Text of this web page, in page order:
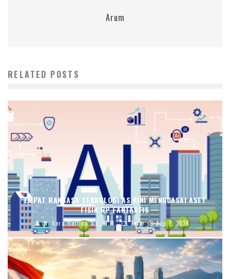
Arum
RELATED POSTS
EMPAT RAKSASA TEKNOLOGI AS KINI MENGUASAI ASET
FISIK RP FANTASTIS
dr. Vera Herlina,S.E.,M.M. Tech Aug 7, 2026